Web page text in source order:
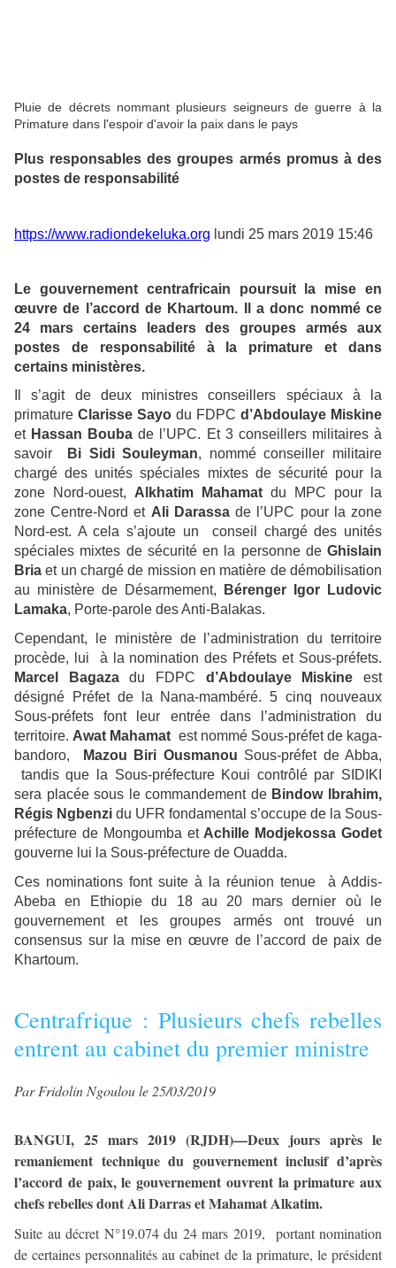
Pluie de décrets nommant plusieurs seigneurs de guerre à la
Primature dans l'espoir d'avoir la paix dans le pays
Plus responsables des groupes armés promus à des
postes de responsabilité
https://www.radiondekeluka.org lundi 25 mars 2019 15:46
Le gouvernement centrafricain poursuit la mise en
œuvre de l’accord de Khartoum. Il a donc nommé ce
24 mars certains leaders des groupes armés aux
postes de responsabilité à la primature et dans
certains ministères.
Il s’agit de deux ministres conseillers spéciaux à la
primature Clarisse Sayo du FDPC d’Abdoulaye Miskine
et Hassan Bouba de l’UPC. Et 3 conseillers militaires à
savoir
Bi Sidi Souleyman, nommé conseiller militaire
chargé des unités spéciales mixtes de sécurité pour la
zone Nord-ouest, Alkhatim Mahamat du MPC pour la
zone Centre-Nord et Ali Darassade l’UPC pour la zone
Nord-est. A cela s’ajoute un conseil chargé des unités
spéciales mixtes de sécurité en la personne de Ghislain
Bria et un chargé de mission en matière de démobilisation
au ministère de Désarmement,
Bérenger Igor Ludovic
Lamaka, Porte-parole des Anti-Balakas.
Cependant, le ministère de l’administration du territoire
procède, lui à la nomination des Préfets et Sous-préfets.
Marcel Bagazadu FDPC d’Abdoulaye Miskine est
désigné Préfet de la Nana-mambéré. 5 cinq nouveaux
Sous-préfets font leur entrée dans l’administration du
territoire. Awat Mahamat est nommé Sous-préfet de kaga-
bandoro,
Mazou Biri Ousmanou Sous-préfet de Abba,
tandis que la Sous-préfecture Koui contrôlé par SIDIKI
sera placée sous le commandement de Bindow Ibrahim,
Régis Ngbenzi du UFR fondamental s’occupe de la Sous-
préfecture de Mongoumba et Achille Modjekossa Godet
gouverne lui la Sous-préfecture de Ouadda.
Ces nominations font suite à la réunion tenue à Addis-
Abeba en Ethiopie du 18 au 20 mars dernier où le
gouvernement et les groupes armés ont trouvé un
consensus sur la mise en œuvre de l’accord de paix de
Khartoum.
Centrafrique : Plusieurs chefs rebelles
entrent au cabinet du premier ministre
Par Fridolin Ngoulou le 25/03/2019
BANGUI, 25 mars 2019 (RJDH)—Deux jours après le
remaniement technique du gouvernement inclusif d’après
l’accord de paix, le gouvernement ouvrent la primature aux
chefs rebelles dont Ali Darras et Mahamat Alkatim.
Suite au décret N°19.074 du 24 mars 2019, portant nomination
de certaines personnalités au cabinet de la primature, le président